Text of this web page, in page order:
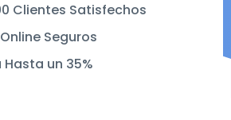
Clientes Satisfechos
Seguros
un 35%